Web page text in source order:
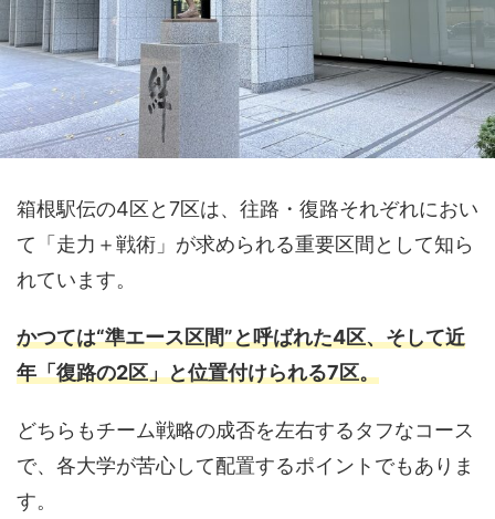
箱根駅伝の4区と7区は、往路・復路それぞれにおい
て「走力＋戦術」が求められる重要区間として知ら
れています。
かつては“準エース区間”と呼ばれた4区、そして近
年「復路の2区」と位置付けられる7区。
どちらもチーム戦略の成否を左右するタフなコース
で、各大学が苦心して配置するポイントでもありま
す。